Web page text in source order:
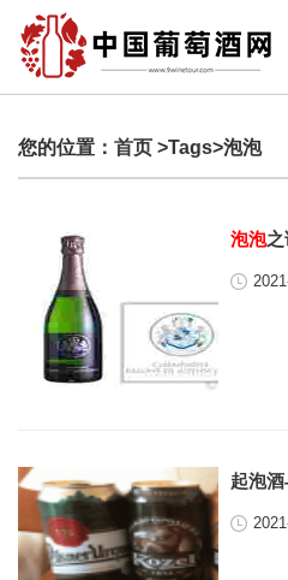
您的位置： 首页 >Tags>泡泡
泡泡之
起泡